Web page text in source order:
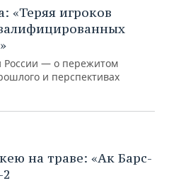
«Теряя игроков
России — о пережитом
и перспективах
на траве: «Ак Барс-